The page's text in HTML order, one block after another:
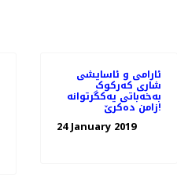
ئارامی و ئاسایشی
‌شاری که‌رکو‌ک
به‌خه‌باتی یه‌کگرتوانه‌
زامن ده‌کرێ!
24 January 2019